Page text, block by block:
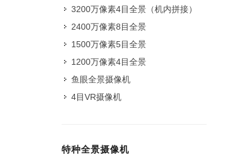
3200万像素4目全景（机内拼接）
2400万像素8目全景
1500万像素5目全景
1200万像素4目全景
鱼眼全景摄像机
4目VR摄像机
特种全景摄像机